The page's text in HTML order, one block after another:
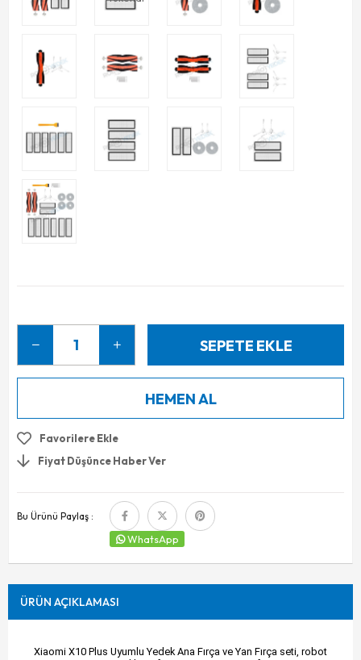
Favorilere Ekle
Fiyat Düşünce Haber Ver
Bu Ürünü Paylaş :
WhatsApp
ÜRÜN AÇIKLAMASI
Xiaomi X10 Plus Uyumlu Yedek Ana Fırça ve Yan Fırça seti, robot